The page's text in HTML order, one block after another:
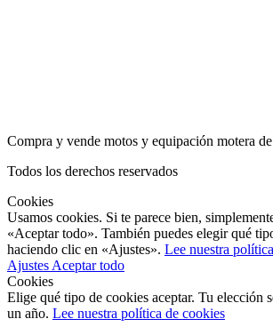
Compra y vende motos y equipación motera
Todos los derechos reservados
Cookies
Usamos cookies. Si te parece bien,
«Aceptar todo». También puedes elegir qué
haciendo clic en «Ajustes». Lee nuestra
Ajustes Aceptar todo
Cookies
Elige qué tipo de cookies aceptar. Tu elección
un año. Lee nuestra política de cookies